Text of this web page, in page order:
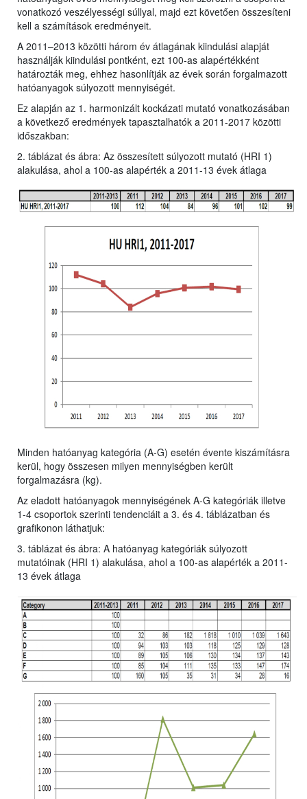
vonatkozó veszélyességi súllyal, majd ezt követően összesíteni
kell a számítások eredményeit.
A 2011–2013 közötti három év átlagának kiindulási alapját
használják kiindulási pontként, ezt 100-as alapértékként
határozták meg, ehhez hasonlítják az évek során forgalmazott
hatóanyagok súlyozott mennyiségét.
Ez alapján az 1. harmonizált kockázati mutató vonatkozásában
a következő eredmények tapasztalhatók a 2011-2017 közötti
időszakban:
2. táblázat és ábra: Az összesített súlyozott mutató (HRI 1)
alakulása, ahol a 100-as alapérték a 2011-13 évek átlaga
Minden hatóanyag kategória (A-G) esetén évente kiszámításra
kerül, hogy összesen milyen mennyiségben került
forgalmazásra (kg).
Az eladott hatóanyagok mennyiségének A-G kategóriák illetve
1-4 csoportok szerinti tendenciáit a 3. és 4. táblázatban és
grafikonon láthatjuk:
3. táblázat és ábra: A hatóanyag kategóriák súlyozott
mutatóinak (HRI 1) alakulása, ahol a 100-as alapérték a 2011-
13 évek átlaga